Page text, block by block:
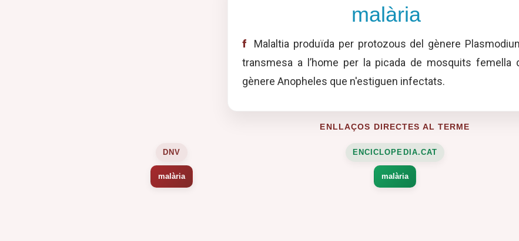
malària
f
Malaltia produïda per protozous del gènere
transmesa a l’home per la picada de mosquits femella
gènere Anopheles que n'estiguen infectats.
ENLLAÇOS DIRECTES AL TERME
DNV
malària
ENCICLOPEDIA.CAT
malària